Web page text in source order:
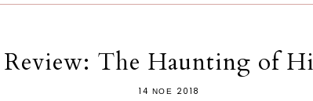
Review: The Haunting of
14 ΝΟΕ 2018